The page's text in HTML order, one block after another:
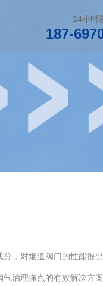
24小时
187-
，对烟道阀门的性能提
治理痛点的有效解决方案